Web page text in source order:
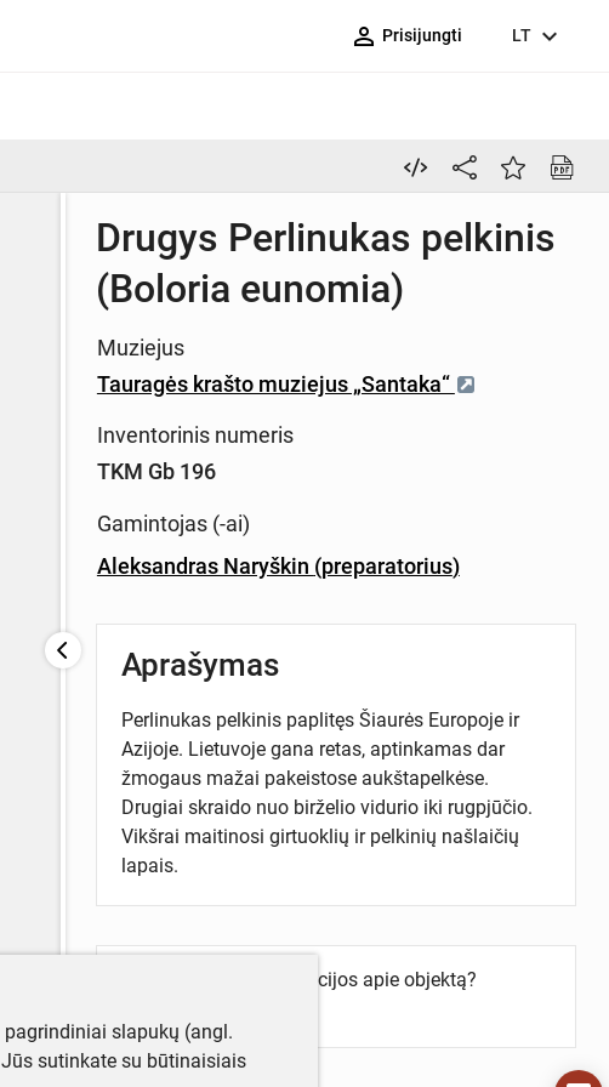
person_outline Prisijungti LT expand_more
Drugys Perlinukas pelkinis
(Boloria eunomia)
Muziejus
Tauragės krašto muziejus „Santaka“
Inventorinis numeris
TKM Gb 196
Gamintojas (-ai)
Aleksandras Naryškin (preparatorius)
Aprašymas
Perlinukas pelkinis paplitęs Šiaurės Europoje ir
Azijoje. Lietuvoje gana retas, aptinkamas dar
žmogaus mažai pakeistose aukštapelkėse.
Drugiai skraido nuo birželio vidurio iki rugpjūčio.
Vikšrai maitinosi girtuoklių ir pelkinių našlaičių
lapais.
Turite daugiau informacijos apie objektą?
slapukų (angl.
sutinkate su būtinaisiais